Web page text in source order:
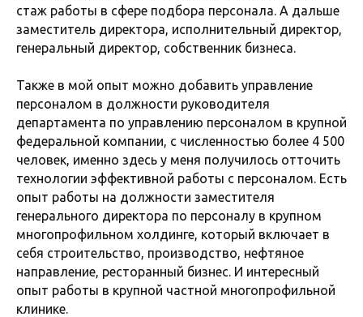
стаж работы в сфере подбора персонала. А дальше
заместитель директора, исполнительный директор,
генеральный директор, собственник бизнеса.
Также в мой опыт можно добавить управление
персоналом в должности руководителя
департамента по управлению персоналом в крупной
федеральной компании, с численностью более 4 500
человек, именно здесь у меня получилось отточить
технологии эффективной работы с персоналом. Есть
опыт работы на должности заместителя
генерального директора по персоналу в крупном
многопрофильном холдинге, который включает в
себя строительство, производство, нефтяное
направление, ресторанный бизнес. И интересный
опыт работы в крупной частной многопрофильной
клинике.